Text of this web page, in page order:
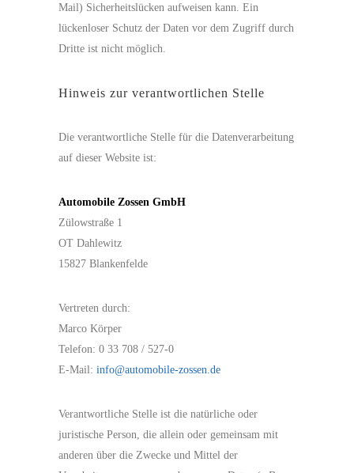
Mail) Sicherheitslücken aufweisen kann. Ein
lückenloser Schutz der Daten vor dem Zugriff durch
Dritte ist nicht möglich.
Hinweis zur verantwortlichen Stelle
Die verantwortliche Stelle für die Datenverarbeitung
auf dieser Website ist:
Automobile Zossen GmbH
Zülowstraße 1
OT Dahlewitz
15827 Blankenfelde
Vertreten durch:
Marco Körper
Telefon: 0 33 708 / 527-0
E-Mail: info@automobile-zossen.de
Verantwortliche Stelle ist die natürliche oder
juristische Person, die allein oder gemeinsam mit
anderen über die Zwecke und Mittel der